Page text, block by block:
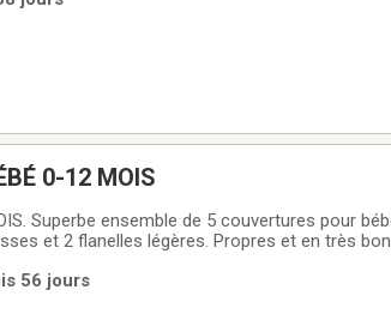
0-12 MOIS
Superbe ensemble de 5 couvertures pour
et 2 flanelles légères. Propres et en très
56 jours